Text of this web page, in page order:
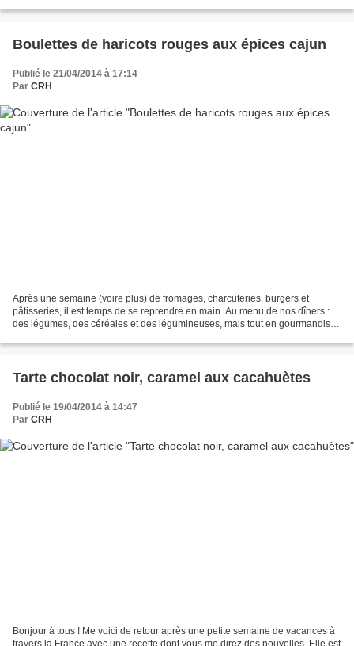
Boulettes de haricots rouges aux épices cajun
Publié le 21/04/2014 à 17:14
Par CRH
Après une semaine (voire plus) de fromages, charcuteries, burgers et
pâtisseries, il est temps de se reprendre en main. Au menu de nos dîners :
des légumes, des céréales et des légumineuses, mais tout en gourmandise,
Tarte chocolat noir, caramel aux cacahuètes
Publié le 19/04/2014 à 14:47
Par CRH
Bonjour à tous ! Me voici de retour après une petite semaine de vacances à
travers la France avec une recette dont vous me direz des nouvelles. Elle est